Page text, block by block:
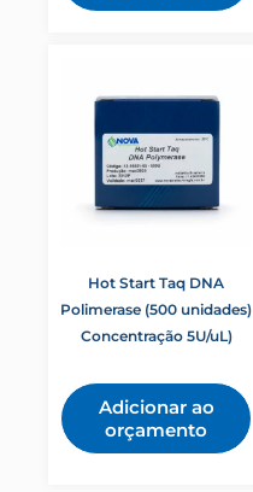
Hot Start Taq DNA
Polimerase (500 unidades)
Concentração 5U/uL)
Adicionar ao
orçamento